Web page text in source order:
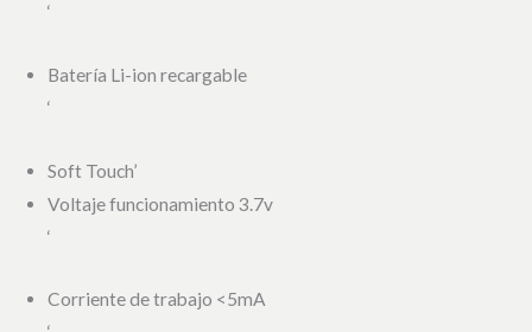
‘
Batería Li-ion recargable
‘
Soft Touch’
Voltaje funcionamiento 3.7v
‘
Corriente de trabajo <5mA